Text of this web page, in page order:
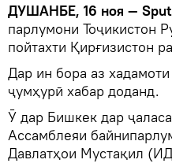
ДУШАНБЕ, 16 ноя —
парлумони Тоҷикистон
пойтахти Қирғизистон
Дар ин бора аз
ҷумҳурӣ хабар доданд.
Ӯ дар Бишкек дар
Ассамблеяи
Давлатҳои Мустақил